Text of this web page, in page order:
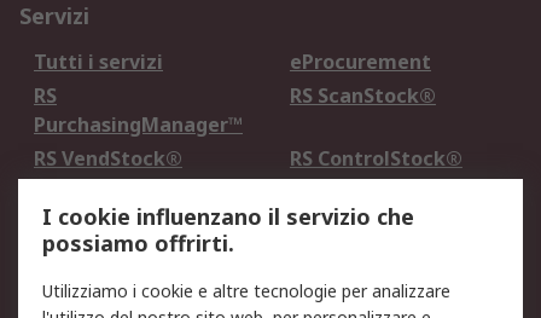
Servizi
Tutti i servizi
eProcurement
RS
PurchasingManager™
RS ScanStock®
RS VendStock®
RS ControlStock®
Legale
Informativa Cookie
Informativa Privacy -
I cookie influenzano il servizio che
possiamo offrirti.
Utilizziamo i cookie e altre tecnologie per analizzare